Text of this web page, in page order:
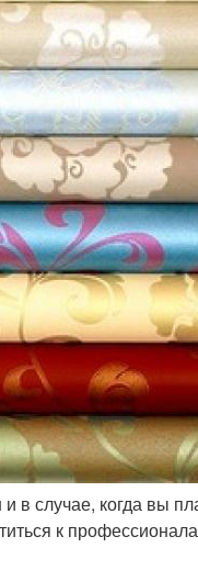
в случае, когда вы
к